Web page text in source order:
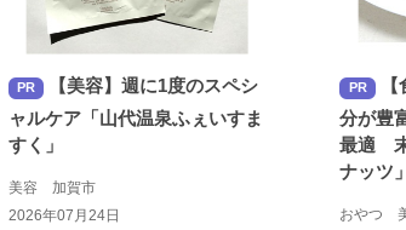
PR
【美容】週に1度のスペシ
ャルケア「山代温泉ふぇいすま
すく」
美容 加賀市
2026年07月24日
PR
【
分が豊
最適
ナッツ」
おやつ